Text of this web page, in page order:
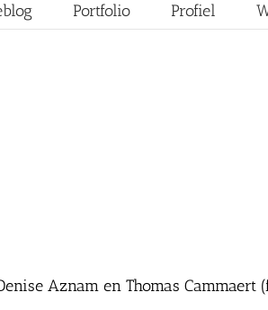
Portfolio Profiel
Aznam en Thomas Cammaert